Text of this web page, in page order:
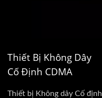
Thiết Bị Không Dây
Cố Định CDMA
Thiết bị Không dây Cố định